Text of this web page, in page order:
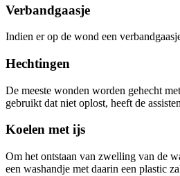
Verbandgaasje
Indien er op de wond een
Hechtingen
De meeste wonden worden gehecht
gebruikt dat niet oplost, heeft de
Koelen met ijs
Om het ontstaan van zwelling van de
een washandje met daarin een plastic